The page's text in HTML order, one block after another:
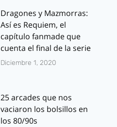
Dragones y Mazmorras:
Así es Requiem, el
capítulo fanmade que
cuenta el final de la serie
Diciembre 1, 2020
25 arcades que nos
vaciaron los bolsillos en
los 80/90s